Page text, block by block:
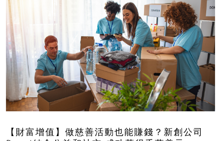
【財富增值】做慈善活動也能賺錢？新創公司